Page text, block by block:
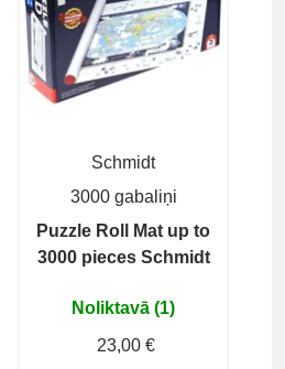
Schmidt
3000 gabaliņi
Puzzle Roll Mat up to
3000 pieces Schmidt
Noliktavā (1)
23,00 €